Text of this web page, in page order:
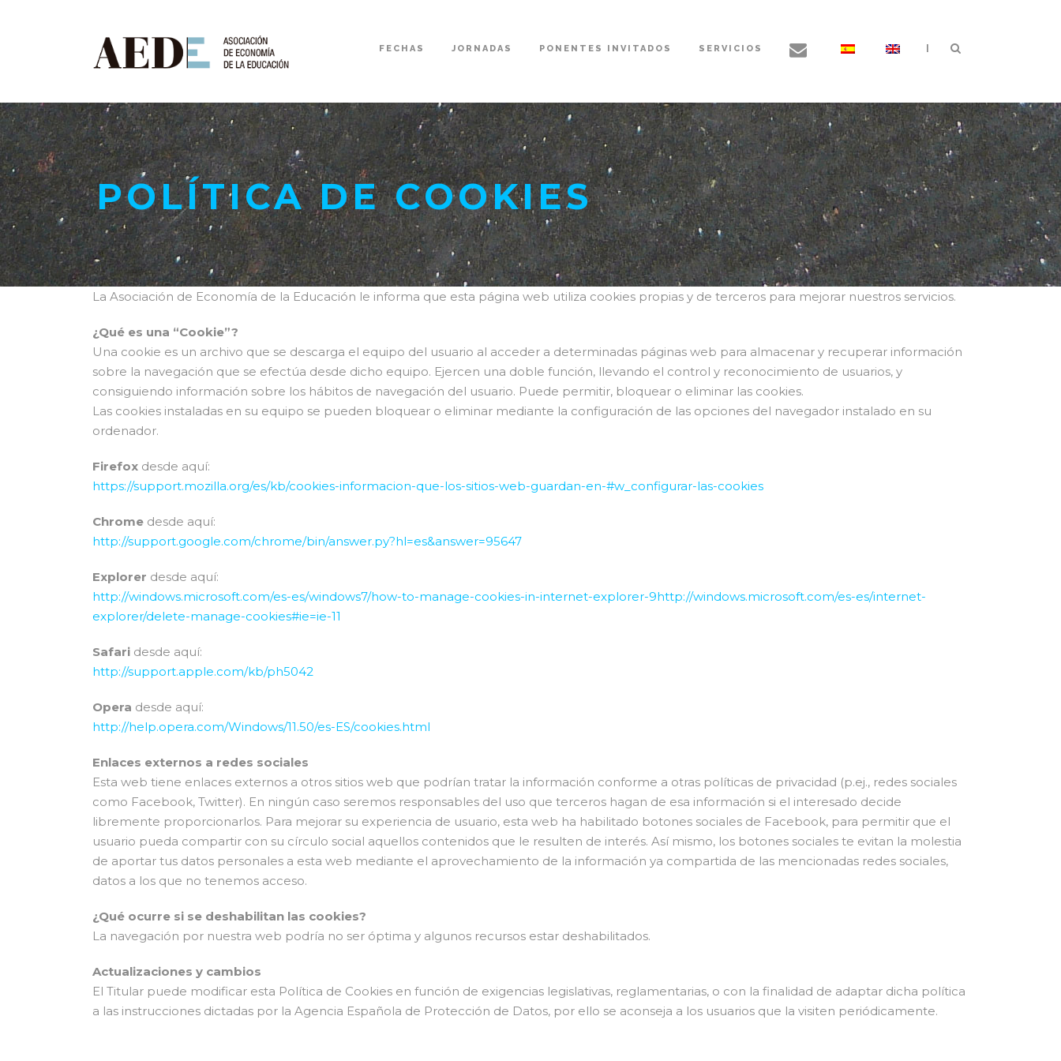
FECHAS JORNADAS PONENTES INVITADOS SERVICIOS |
POLÍTICA DE COOKIES
La Asociación de Economía de la Educación le informa que esta página web utiliza cookies propias y de terceros para mejorar nuestros servicios.
¿Qué es una “Cookie”?
Una cookie es un archivo que se descarga el equipo del usuario al acceder a determinadas páginas web para almacenar y recuperar información
sobre la navegación que se efectúa desde dicho equipo. Ejercen una doble función, llevando el control y reconocimiento de usuarios, y
consiguiendo información sobre los hábitos de navegación del usuario. Puede permitir, bloquear o eliminar las cookies.
Las cookies instaladas en su equipo se pueden bloquear o eliminar mediante la configuración de las opciones del navegador instalado en su
ordenador.
Firefox desde aquí:
https://support.mozilla.org/es/kb/cookies-informacion-que-los-sitios-web-guardan-en-#w_configurar-las-cookies
Chrome desde aquí:
http://support.google.com/chrome/bin/answer.py?hl=es&answer=95647
Explorer desde aquí:
http://windows.microsoft.com/es-es/windows7/how-to-manage-cookies-in-internet-explorer-9http://windows.microsoft.com/es-es/internet-
explorer/delete-manage-cookies#ie=ie-11
Safari desde aquí:
http://support.apple.com/kb/ph5042
Opera desde aquí:
http://help.opera.com/Windows/11.50/es-ES/cookies.html
Enlaces externos a redes sociales
Esta web tiene enlaces externos a otros sitios web que podrían tratar la información conforme a otras políticas de privacidad (p.ej., redes sociales
como Facebook, Twitter). En ningún caso seremos responsables del uso que terceros hagan de esa información si el interesado decide
libremente proporcionarlos. Para mejorar su experiencia de usuario, esta web ha habilitado botones sociales de Facebook, para permitir que el
usuario pueda compartir con su círculo social aquellos contenidos que le resulten de interés. Así mismo, los botones sociales te evitan la molestia
de aportar tus datos personales a esta web mediante el aprovechamiento de la información ya compartida de las mencionadas redes sociales,
datos a los que no tenemos acceso.
¿Qué ocurre si se deshabilitan las cookies?
La navegación por nuestra web podría no ser óptima y algunos recursos estar deshabilitados.
Actualizaciones y cambios
El Titular puede modificar esta Política de Cookies en función de exigencias legislativas, reglamentarias, o con la finalidad de adaptar dicha política
a las instrucciones dictadas por la Agencia Española de Protección de Datos, por ello se aconseja a los usuarios que la visiten periódicamente.